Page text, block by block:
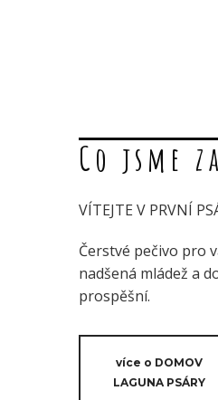
Co jsme
VÍTEJTE V PRVNÍ
Čerstvé pečivo pro
nadšená mládež a
prospěšní.
více o DOMOV
LAGUNA PSÁRY